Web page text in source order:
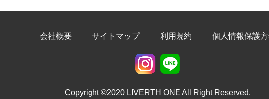
会社概要 サイトマップ 利用規約 個人情報保護
Copyright ©2020 LIVERTH ONE All Right Reserved.